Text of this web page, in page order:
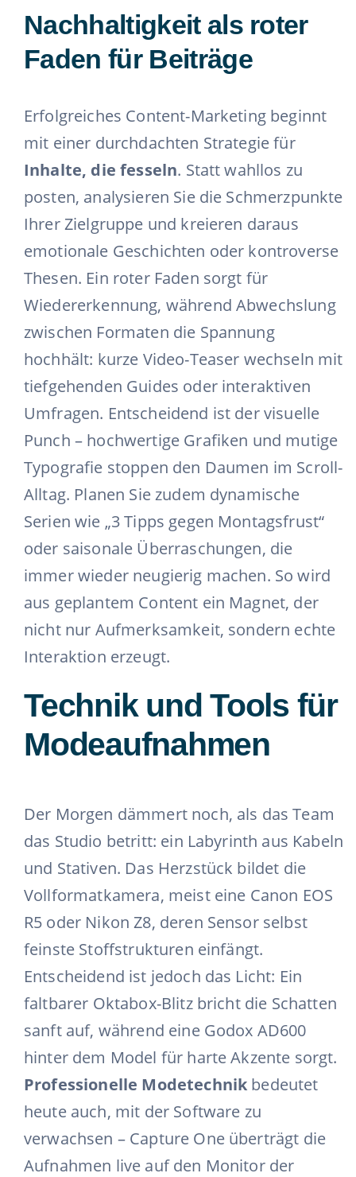
Nachhaltigkeit als roter
Faden für Beiträge
Erfolgreiches Content-Marketing beginnt
mit einer durchdachten Strategie für
Inhalte, die fesseln. Statt wahllos zu
posten, analysieren Sie die Schmerzpunkte
Ihrer Zielgruppe und kreieren daraus
emotionale Geschichten oder kontroverse
Thesen. Ein roter Faden sorgt für
Wiedererkennung, während Abwechslung
zwischen Formaten die Spannung
hochhält: kurze Video-Teaser wechseln mit
tiefgehenden Guides oder interaktiven
Umfragen. Entscheidend ist der visuelle
Punch – hochwertige Grafiken und mutige
Typografie stoppen den Daumen im Scroll-
Alltag. Planen Sie zudem dynamische
Serien wie „3 Tipps gegen Montagsfrust“
oder saisonale Überraschungen, die
immer wieder neugierig machen. So wird
aus geplantem Content ein Magnet, der
nicht nur Aufmerksamkeit, sondern echte
Interaktion erzeugt.
Technik und Tools für
Modeaufnahmen
Der Morgen dämmert noch, als das Team
das Studio betritt: ein Labyrinth aus Kabeln
und Stativen. Das Herzstück bildet die
Vollformatkamera, meist eine Canon EOS
R5 oder Nikon Z8, deren Sensor selbst
feinste Stoffstrukturen einfängt.
Entscheidend ist jedoch das Licht: Ein
faltbarer Oktabox-Blitz bricht die Schatten
sanft auf, während eine Godox AD600
hinter dem Model für harte Akzente sorgt.
Professionelle Modetechnik bedeutet
heute auch, mit der Software zu
verwachsen – Capture One überträgt die
Aufnahmen live auf den Monitor der